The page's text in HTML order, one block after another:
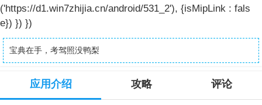
('https://d1.win7zhijia.cn/android/531_2'), {isMipLink : fals
e}) }) })
宝典在手，考驾照没鸭梨
应用介绍 攻略 评论